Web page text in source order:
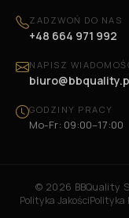
ZADZWOŃ DO NAS
+48 664 971 992
NAPISZ
GODZINY PRACY
Mo-Fr: 09:00–17:00
© 2026 BBQuality
Polityka JakościPolityka